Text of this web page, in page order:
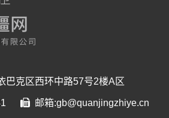
巴克区西环中路57号2楼A区
邮箱:gb@quanjingzhiye.cn